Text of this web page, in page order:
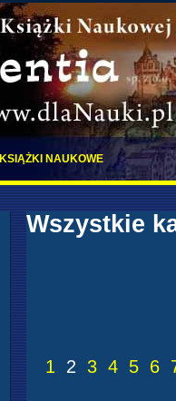
KSIĄŻKI NAUKOWE
Wszystkie
1 2 3 4 5 6